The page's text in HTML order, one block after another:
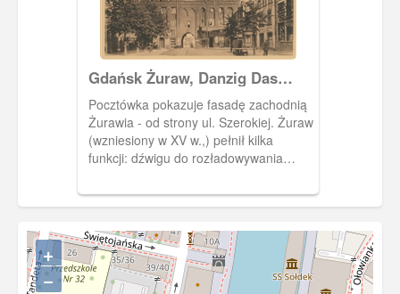
Gdańsk Żuraw, Danzig Das
Krantor
Pocztówka pokazuje fasadę zachodnią
Żurawia - od strony ul. Szerokiej. Żuraw
(wzniesiony w XV w.,) pełnił kilka
funkcji: dźwigu do rozładowywania
wodnych bram Głównego Miasta) oraz
był jedną z budowli obronnych - we
wnętrzach baszt mieściły się strzelnice
przystosowane do ciężkiej i lekkiej broni
palnej.
+
−